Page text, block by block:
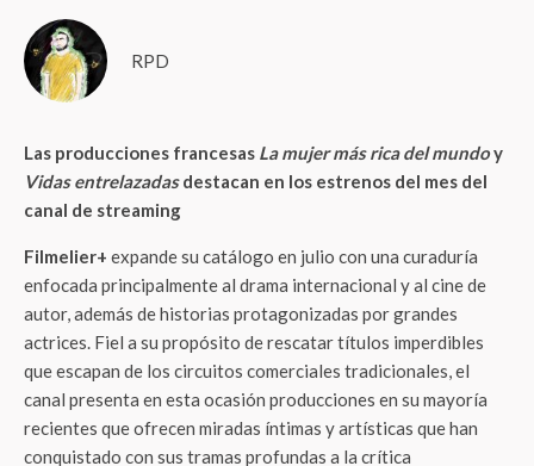
RPD
Las producciones francesas La mujer más rica del mundoy
Vidas entrelazadasdestacan en los estrenos del mes del
canal de streaming
Filmelier+ expande su catálogo en julio con una curaduría
enfocada principalmente al drama internacional y al cine de
autor, además de historias protagonizadas por grandes
actrices. Fiel a su propósito de rescatar títulos imperdibles
que escapan de los circuitos comerciales tradicionales, el
canal presenta en esta ocasión producciones en su mayoría
recientes que ofrecen miradas íntimas y artísticas que han
conquistado con sus tramas profundas a la crítica